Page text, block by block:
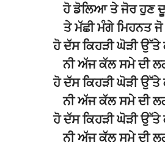
ਹੋ ਡੋਲਿਆ ਤੇ ਜੋਰ ਹੁਣ
ਤੇ ਮੱਛੀ ਮੰਗੇ ਮਿਹਨਤ
ਹੋ ਦੱਸ ਕਿਹੜੀ ਘੋੜੀ ਉੱਤੇ
ਨੀ ਅੱਜ ਕੱਲ ਸਮੇ ਦੀ
ਹੋ ਦੱਸ ਕਿਹੜੀ ਘੋੜੀ ਉੱਤੇ
ਨੀ ਅੱਜ ਕੱਲ ਸਮੇ ਦੀ
ਹੋ ਦੱਸ ਕਿਹੜੀ ਘੋੜੀ ਉੱਤੇ
ਨੀ ਅੱਜ ਕੱਲ ਸਮੇ ਦੀ